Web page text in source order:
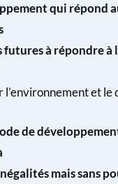
qui répond
à répondre à
l’environnement et
de
mais sans